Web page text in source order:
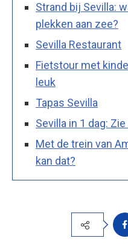
Strand bij Sevilla:
plekken aan zee?
Sevilla Restaurant
Fietstour met
leuk
Tapas Sevilla
Sevilla in 1 dag:
Met de trein van
kan dat?